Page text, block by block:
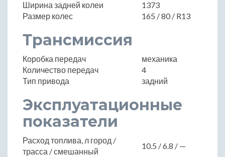
Ширина задней колеи
1373
Размер колес
165 / 80 / R13
Трансмиссия
Коробка передач
механика
Количество передач
4
Тип привода
задний
Эксплуатационные
показатели
Расход топлива, л город /
трасса / смешанный
10.5 / 6.8 / —